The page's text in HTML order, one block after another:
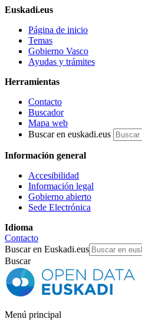
Euskadi.eus
Página de inicio
Temas
Gobierno Vasco
Ayudas y trámites
Herramientas
Contacto
Buscador
Mapa web
Buscar en euskadi.eus
Información general
Accesibilidad
Información legal
Gobierno abierto
Sede Electrónica
Idioma
Contacto
Buscar en Euskadi.eus
Buscar
Menú principal